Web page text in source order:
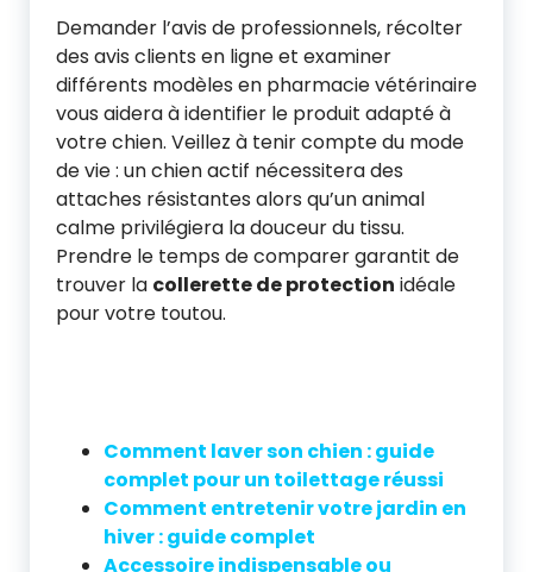
Demander l’avis de professionnels, récolter
des avis clients en ligne et examiner
différents modèles en pharmacie vétérinaire
vous aidera à identifier le produit adapté à
votre chien. Veillez à tenir compte du mode
de vie : un chien actif nécessitera des
attaches résistantes alors qu’un animal
calme privilégiera la douceur du tissu.
Prendre le temps de comparer garantit de
trouver la collerette de protection idéale
pour votre toutou.
Comment laver son chien : guide
complet pour un toilettage réussi
Comment entretenir votre jardin en
hiver : guide complet
Accessoire indispensable ou